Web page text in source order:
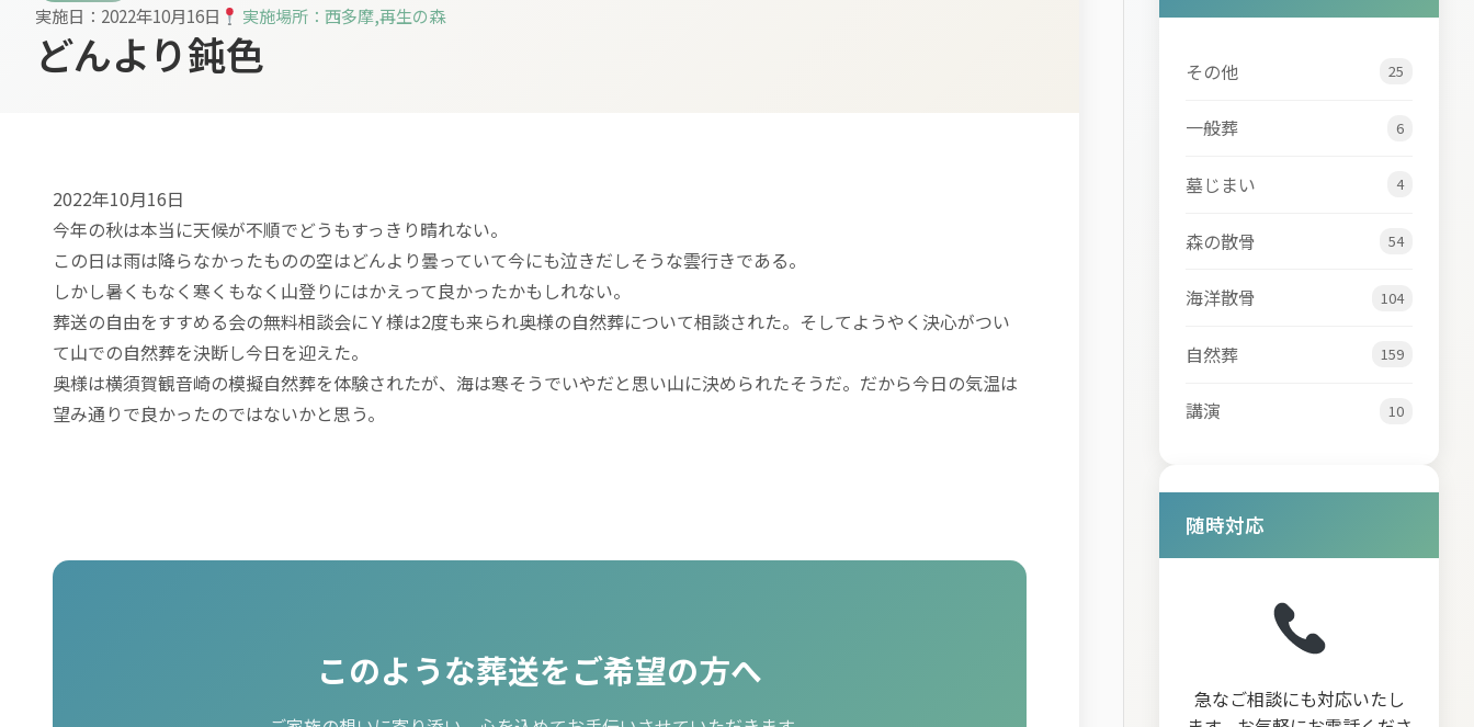
実施日：2022年10月16日 実施場所：西多摩,再生の森
どんより鈍色
2022年10月16日
今年の秋は本当に天候が不順でどうもすっきり晴れない。
この日は雨は降らなかったものの空はどんより曇っていて今にも泣きだしそうな雲行きである。
しかし暑くもなく寒くもなく山登りにはかえって良かったかもしれない。
葬送の自由をすすめる会の無料相談会にＹ様は2度も来られ奥様の自然葬について相談された。そしてようやく決心がつい
て山での自然葬を決断し今日を迎えた。
奥様は横須賀観音崎の模擬自然葬を体験されたが、海は寒そうでいやだと思い山に決められたそうだ。だから今日の気温は
望み通りで良かったのではないかと思う。
このような葬送をご希望の方へ
その他 25
一般葬 6
墓じまい 4
森の散骨 54
海洋散骨 104
自然葬 159
講演 10
随時対応
急なご相談にも対応いたし